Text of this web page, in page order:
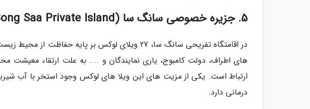
5. جزیره خصوصی سانگ سا (Song Saa Private Island)، کامبوج
در اقامتگاه تفریحی سانگ سا، 27 ویلای لوکس بر پایه
های اطراف، دولت کامبوج، یاری نمایندگان و .... به علت ارتقاء معیشت
ارتباط است. یکی از مزیت های این ویلا های لوکس وجود استخر با آب
درمانی دارد.